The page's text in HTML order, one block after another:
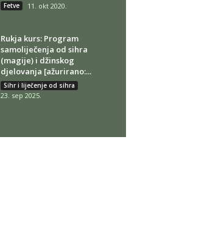
Fetve 11. okt 2020.
Rukja kurs: Program
samoliječenja od sihra
(magije) i džinskog
djelovanja [ažurirano:...
Sihr i liječenje od sihra
23. sep 2025.